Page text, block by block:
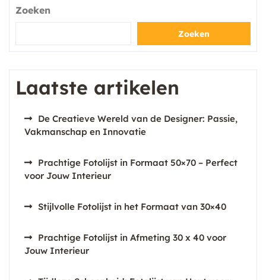
Zoeken
Zoeken
Laatste artikelen
De Creatieve Wereld van de Designer: Passie,
Vakmanschap en Innovatie
Prachtige Fotolijst in Formaat 50×70 – Perfect
voor Jouw Interieur
Stijlvolle Fotolijst in het Formaat van 30×40
Prachtige Fotolijst in Afmeting 30 x 40 voor
Jouw Interieur